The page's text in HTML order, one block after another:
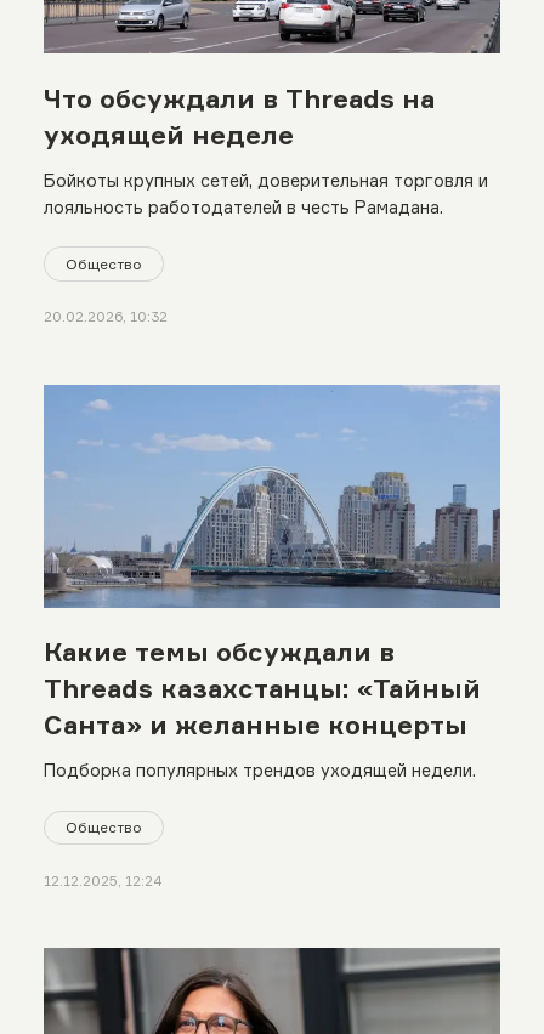
Что обсуждали в Threads на
уходящей неделе
Бойкоты крупных сетей, доверительная торговля и
лояльность работодателей в честь Рамадана.
Общество
20.02.2026, 10:32
Какие темы обсуждали в
Threads казахстанцы: «Тайный
Санта» и желанные концерты
Подборка популярных трендов уходящей недели.
Общество
12.12.2025, 12:24